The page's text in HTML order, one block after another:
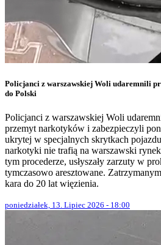
Policjanci z warszawskiej Woli udaremnili
do Polski
Policjanci z warszawskiej Woli
przemyt narkotyków i zabezpieczyli
ukrytej w specjalnych skrytkach
narkotyki nie trafią na warszawski
tym procederze, usłyszały zarzuty w
tymczasowo aresztowane.
kara do 20 lat więzienia.
poniedziałek, 13. Lipiec 2026 - 18:00